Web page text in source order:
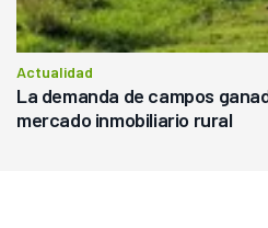
Actualidad
La demanda de campos
mercado inmobiliario rural